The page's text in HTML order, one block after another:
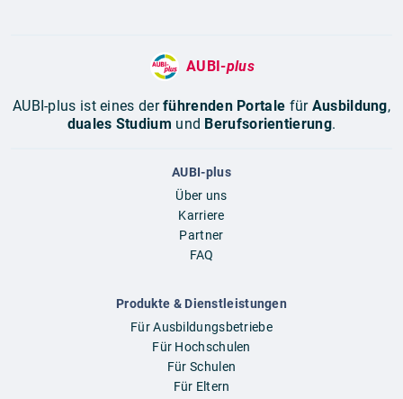
AUBI-plus
AUBI-plus ist eines derführenden Portale für Ausbildung,
duales Studium und Berufsorientierung.
AUBI-plus
Über uns
Karriere
Partner
FAQ
Produkte & Dienstleistungen
Für Ausbildungsbetriebe
Für Hochschulen
Für Schulen
Für Eltern